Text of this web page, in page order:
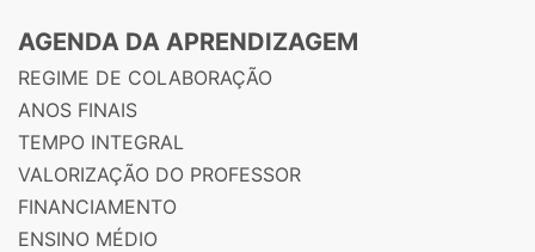
AGENDA DA APRENDIZAGEM
REGIME DE COLABORAÇÃO
ANOS FINAIS
TEMPO INTEGRAL
VALORIZAÇÃO DO PROFESSOR
FINANCIAMENTO
ENSINO MÉDIO